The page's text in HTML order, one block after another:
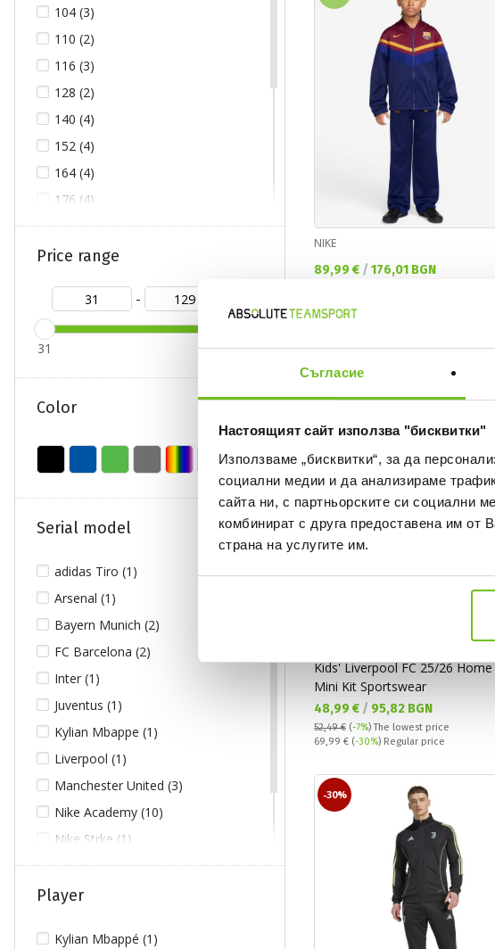
Съгласие
Настоящият сайт използва "бисквитки"
Използваме „бисквитки“, за да
социални медии и да анализираме
сайта ни, с партньорските си социални
комбинират с друга предоставена им от
страна на услугите им.
104 (3)
110 (2)
116 (3)
128 (2)
140 (4)
152 (4)
164 (4)
176 (4)
L (12)
M (17)
XL (16)
XS (2)
Price range
-
31 129
Color
Serial model
adidas Tiro (1)
Arsenal (1)
Bayern Munich (2)
FC Barcelona (2)
Inter (1)
Juventus (1)
Kylian Mbappe (1)
Liverpool (1)
Manchester United (3)
Nike Academy (10)
Nike Strke (1)
Paris Saint-Germain FC (6)
Real Madrid (5)
Player
Kylian Mbappé (1)
NIKE
Текуща цена:
89,99 € / 176,01 BGN
Kids' Liverpool FC 25/26 Home
Mini Kit Sportswear
Текуща цена:
48,99 € / 95,82 BGN
52,49 € (-7%)The lowest price
Regular price:
69,99 € (-30%) Regular price
-30%